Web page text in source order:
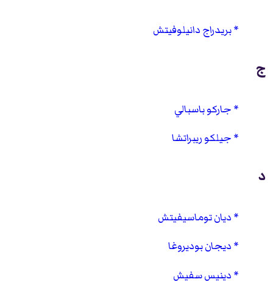
بريدراج دانيلوفيتش
ج
جاركو باسبالي
جيلكو ريبراتشا
د
ديان توماسيفيتش
ديجان بوديروغا
دينيس سفيش